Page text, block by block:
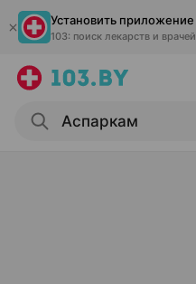
Установить приложение
103: поиск лекарств и врачей